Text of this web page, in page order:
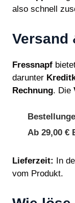
also schnell
Versand
Fressnapf
darunter
Rechnung. Die
Ab 29,00 €
Lieferzeit: In
vom Produkt.